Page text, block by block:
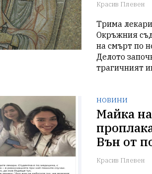
Красив Плевен
Трима
Окръжния
на смърт по
Делото
трагичният
НОВИНИ
Майка
Вън от
Красив Плевен